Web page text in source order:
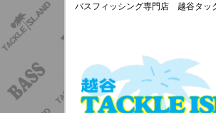
バスフィッシング専門店 越谷タッ